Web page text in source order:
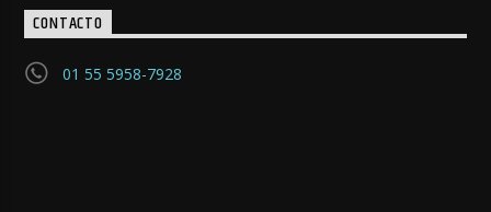
CONTACTO
01 55 5958-7928